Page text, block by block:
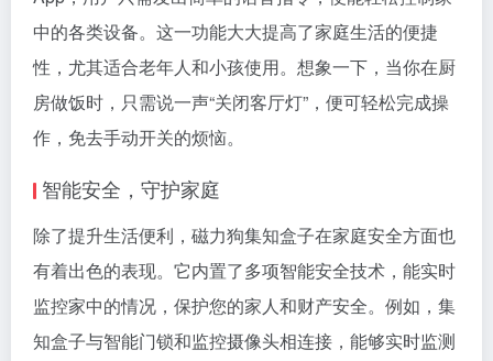
中的各类设备。这一功能大大提高了家庭生活的便捷
性，尤其适合老年人和小孩使用。想象一下，当你在厨
房做饭时，只需说一声“关闭客厅灯”，便可轻松完成操
作，免去手动开关的烦恼。
智能安全，守护家庭
除了提升生活便利，磁力狗集知盒子在家庭安全方面也
有着出色的表现。它内置了多项智能安全技术，能实时
监控家中的情况，保护您的家人和财产安全。例如，集
知盒子与智能门锁和监控摄像头相连接，能够实时监测